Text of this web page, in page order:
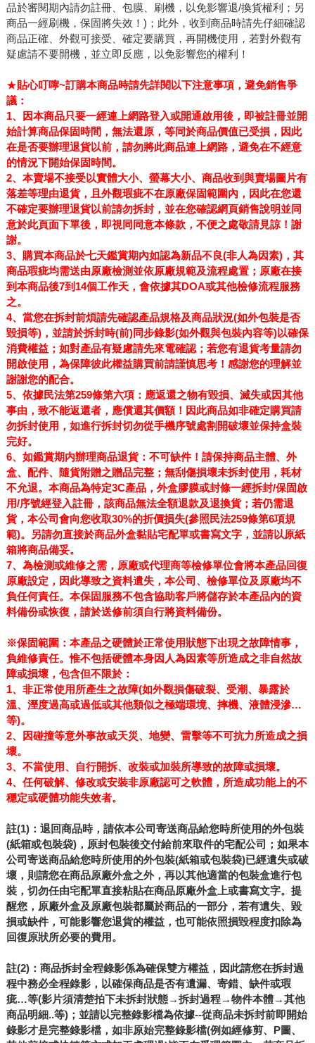
品於審閱期內請勿註冊、包膜、刷機，以免影響退/換貨權利；另
商品一經刷機，保固將失效！)；此外，收到商品時請先仔細確認
商品正確、外觀可接受、確定要購買，再開機使用，若對外觀有
疑慮請不要開機，並立即反應，以免影響您的權利！
★貼心叮嚀~訂購本商品時請先詳閱以下注意事項，避免銷售爭
議：
1、因本商品只要一經連上網路登入或開通啟用後，即被註冊並開
始計算商品保固時間，無法還原，等同於商品價值已受損，因此
在是否要辦理退貨以前，請勿將此商品連上網路，避免在不經意
的情況下開始保固時間。
2、 本賣場不接受以實體大小、螢幕大小、商品收到與賣場圖片有
落差等理由退貨，且 外觀瑕疵不在原廠保固範圍內，因此在您還
不確定要辦理退貨以前請勿拆封，並在您確認網頁銷售說明並同
意於此頁面下單後，即視同同意本條款，不便之處敬請見諒！謝
謝。
3、 購買本商品於七天鑑賞期內如認為新品不良(非人為因素)，其
商品瑕疵均需送由原廠檢測並依原廠規範及流程處置；原廠在接
到本商品後7到14個工作天，會依據其DOA或其他檢修流程服務
之。
4、 當您在拆封前煩請先確認產品規格及商品狀況(如外包裝是否
毀損等)，並請於拆封時(前)同步錄影(如外觀與包裝內容等)以確保
消費權益；如對產品有疑慮請先來電確認；若您有退貨考量請勿
開啟使用，為保障彼此權益購買前請謹慎思考！感謝您的理解並
謝謝您的配合。
5、依據民法第259條第六項：應返還之物有毀損、滅失或因其他
事由，致不能返還者，應償還其價額！ 因此商品如非確定購買請
勿拆封使用，如進行拆封切勿從手機序號處割開破壞並保持盒裝
完好。
6、如鑑賞期内辦理商品退貨：不可缺件！請保持商品主體、外
盒、配件、隨貨附贈之贈品完整；無刮傷損壞未拆封使用，耗材
不允退。本商品為特定3C產品，外盒膠膜或封條一經拆封/保固啟
用/序號經登入註冊，該商品無法全額退款及退換貨；若仍需退
貨，本公司會向您收取30%的折價損失(參照民法259條第6項規
範)。另請勿直接於商品外盒黏貼宅配單或書寫文字，並請以原紙
箱將商品備妥。
7、 為檢測或維修之需，原廠或代理商等檢修單位會將本產品回復
原廠設定，因此導致之資料遺失，本公司、檢修單位及原廠均不
負任何責任。本保固服務不包含協助客戶將儲存於本產品內的資
料備份或恢復，請於送修前須自行將資料備份。
※保固範圍：本產品之硬體於正常使用狀態下出現之故障情事，
負維修責任。惟不包括硬體本身因人為因素等所造成之非自然故
障或損壞，包含但不限於：
1、非正常使用所產生之故障(如外觀損傷破裂、受潮、暴露於
溫、溼度過高或過低或其他類似之極端環境、摔機、液體浸滲…
等)。
2、因碰撞等意外事故或天災、地變、雷擊等不可抗力所造成之損
壞。
3、不當使用、自行開拆、改裝或加裝所導致的故障或損壞。
4、任何破解、修改或安裝非原廠認可之軟體，所造成功能上的不
穩定或硬體功能失效者。
註(1)：退回商品時，請依本公司寄送商品給您時所使用的外包裝
(紙箱或包裝袋)，原封包裝後交付給前來取件的宅配公司；如果本
公司寄送商品給您時所使用的外包裝(紙箱或包裝袋)已經遺失或破
壞，則請您在商品原廠外盒之外，再以其他適當的包裝盒進行包
裝，切勿任由宅配單直接粘貼在商品原廠外盒上或書寫文字。提
醒您，原廠外盒及原廠包裝都屬於商品的一部分，若有遺失、毀
損或缺件，可能影響您退貨的權益，也可能依照損毀程度扣除為
回復原狀所必要的費用。
註(2)：商品拆封全程錄影係為確保雙方權益，因此請您在拆封過
程中務必全程錄影，以確保商品是否有遺漏、寄錯、缺件或瑕
疵…等(影片須清楚拍下未拆封狀態→拆封過程→物件本體→其他
商品明細..等)；並請以完整錄影檔為依據--從商品未拆封前即開始
錄影才是完整錄影檔，如非原始完整錄影檔(例如經修剪、P圖、